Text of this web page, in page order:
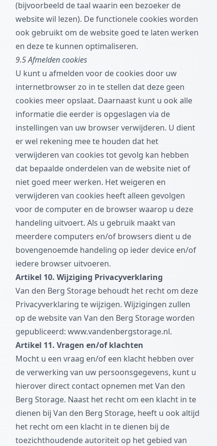
(bijvoorbeeld de taal waarin een bezoeker de
website wil lezen). De functionele cookies worden
ook gebruikt om de website goed te laten werken
en deze te kunnen optimaliseren.
9.5 Afmelden cookies
U kunt u afmelden voor de cookies door uw
internetbrowser zo in te stellen dat deze geen
cookies meer opslaat. Daarnaast kunt u ook alle
informatie die eerder is opgeslagen via de
instellingen van uw browser verwijderen. U dient
er wel rekening mee te houden dat het
verwijderen van cookies tot gevolg kan hebben
dat bepaalde onderdelen van de website niet of
niet goed meer werken. Het weigeren en
verwijderen van cookies heeft alleen gevolgen
voor de computer en de browser waarop u deze
handeling uitvoert. Als u gebruik maakt van
meerdere computers en/of browsers dient u de
bovengenoemde handeling op ieder device en/of
iedere browser uitvoeren.
Artikel 10. Wijziging Privacyverklaring
Van den Berg Storage behoudt het recht om deze
Privacyverklaring te wijzigen. Wijzigingen zullen
op de website van Van den Berg Storage worden
gepubliceerd: www.vandenbergstorage.nl.
Artikel 11. Vragen en/of klachten
Mocht u een vraag en/of een klacht hebben over
de verwerking van uw persoonsgegevens, kunt u
hierover direct contact opnemen met Van den
Berg Storage. Naast het recht om een klacht in te
dienen bij Van den Berg Storage, heeft u ook altijd
het recht om een klacht in te dienen bij de
toezichthoudende autoriteit op het gebied van